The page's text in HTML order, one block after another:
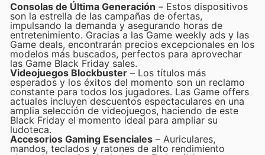
Consolas de Última Generación – Estos dispositivos
son la estrella de las campañas de ofertas,
impulsando la demanda y asegurando horas de
entretenimiento. Gracias a las Game weekly ads y las
Game deals, encontrarán precios excepcionales en los
modelos más buscados, perfectos para aprovechar
las Game Black Friday sales.
Videojuegos Blockbuster – Los títulos más
esperados y los éxitos del momento son un reclamo
constante para todos los jugadores. Las Game offers
actuales incluyen descuentos espectaculares en una
amplia selección de videojuegos, haciendo de este
Black Friday el momento ideal para ampliar su
ludoteca.
Accesorios Gaming Esenciales – Auriculares,
mandos, teclados y ratones de alto rendimiento